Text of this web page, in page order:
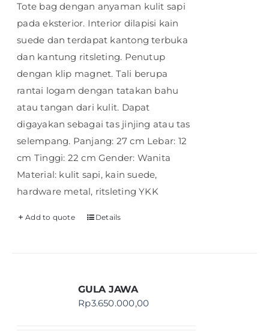
Tote bag dengan anyaman kulit sapi
pada eksterior. Interior dilapisi kain
suede dan terdapat kantong terbuka
dan kantung ritsleting. Penutup
dengan klip magnet. Tali berupa
rantai logam dengan tatakan bahu
atau tangan dari kulit. Dapat
digayakan sebagai tas jinjing atau tas
selempang. Panjang: 27 cm Lebar: 12
cm Tinggi: 22 cm Gender: Wanita
Material: kulit sapi, kain suede,
hardware metal, ritsleting YKK
Add to quote Details
GULA JAWA
Rp3.650.000,00